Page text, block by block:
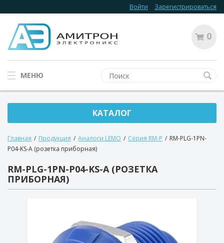
Войти Зарегистрироваться
0
МЕНЮ
КАТАЛОГ
Главная / Продукция / Аналоги LEMO / Серия RM-P / RM-PLG-1PN-
P04-KS-A (розетка приборная)
RM-PLG-1PN-P04-KS-A (РОЗЕТКА
ПРИБОРНАЯ)